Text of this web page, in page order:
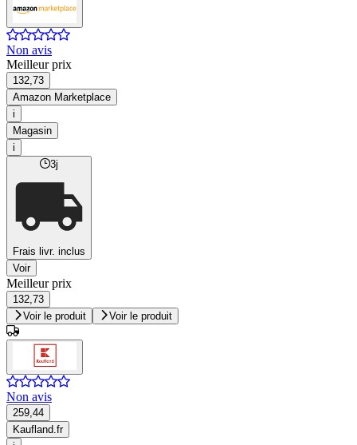
Non avis
Meilleur prix
132,73
Amazon Marketplace
i
Magasin
i
3j
Frais livr. inclus
Voir
Meilleur prix
132,73
Voir le produit
Voir le produit
Non avis
259,44
Kaufland.fr